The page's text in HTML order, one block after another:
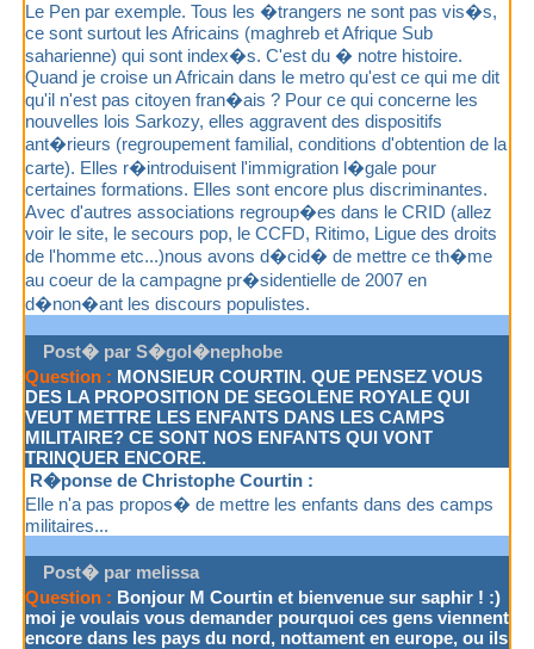
Le Pen par exemple. Tous les �trangers ne sont pas vis�s,
ce sont surtout les Africains (maghreb et Afrique Sub
saharienne) qui sont index�s. C'est du � notre histoire.
Quand je croise un Africain dans le metro qu'est ce qui me dit
qu'il n'est pas citoyen fran�ais ? Pour ce qui concerne les
nouvelles lois Sarkozy, elles aggravent des dispositifs
ant�rieurs (regroupement familial, conditions d'obtention de la
carte). Elles r�introduisent l'immigration l�gale pour
certaines formations. Elles sont encore plus discriminantes.
Avec d'autres associations regroup�es dans le CRID (allez
voir le site, le secours pop, le CCFD, Ritimo, Ligue des droits
de l'homme etc...)nous avons d�cid� de mettre ce th�me
au coeur de la campagne pr�sidentielle de 2007 en
d�non�ant les discours populistes.
Post� par S�gol�nephobe
Question : MONSIEUR COURTIN. QUE PENSEZ VOUS
DES LA PROPOSITION DE SEGOLENE ROYALE QUI
VEUT METTRE LES ENFANTS DANS LES CAMPS
MILITAIRE? CE SONT NOS ENFANTS QUI VONT
TRINQUER ENCORE.
R�ponse de Christophe Courtin :
Elle n'a pas propos� de mettre les enfants dans des camps
militaires...
Post� par melissa
Question : Bonjour M Courtin et bienvenue sur saphir ! :)
moi je voulais vous demander pourquoi ces gens viennent
encore dans les pays du nord, nottament en europe, ou ils